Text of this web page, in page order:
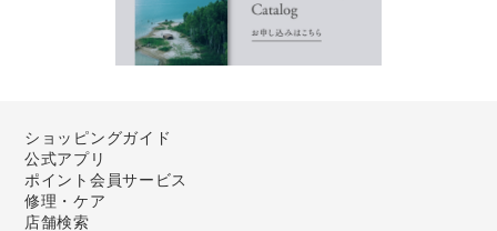
ショッピングガイド
公式アプリ
ポイント会員サービス
修理・ケア
店舗検索